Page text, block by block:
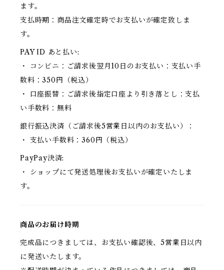
ます。
支払時期：商品注文確定時でお支払いが確定致しま
す。
PAY ID あと払い:
・ コンビニ：ご請求後翌月10日のお支払い：支払い手
数料：350円（税込）
・ 口座振替：ご請求後指定口座より引き落とし：支払
い手数料：無料
銀行振込決済（ご請求後5営業日以内のお支払い）：
・ 支払い手数料：360円（税込）
PayPay決済:
・ ショップにて発送処理後お支払いが確定いたしま
す。
商品のお届け時期
完成品につきましては、お支払い確認後、5営業日以内
に発送いたします。